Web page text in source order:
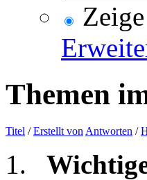
Themen
Titel /Erstellt von Antworten /